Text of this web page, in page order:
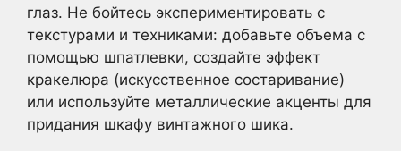
глаз. Не бойтесь экспериментировать с
текстурами и техниками: добавьте объема с
помощью шпатлевки, создайте эффект
кракелюра (искусственное состаривание)
или используйте металлические акценты для
придания шкафу винтажного шика.